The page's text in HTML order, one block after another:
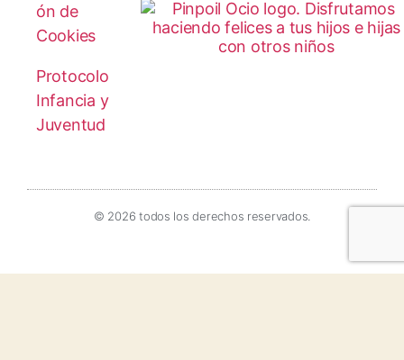
ón de
Cookies
Protocolo
Infancia y
Juventud
© 2026 todos los derechos reservados.